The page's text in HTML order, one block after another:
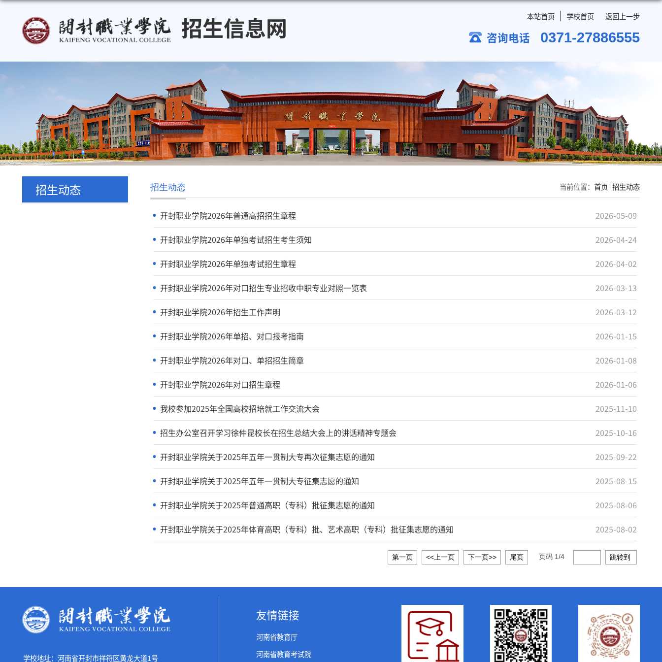
招生信息网 本站首页 学校首
咨询电话 0371-
招生动态
开封职业学院2026年普通高招招生章程
开封职业学院2026年单独考试招生考生须知
开封职业学院2026年单独考试招生章程
开封职业学院2026年对口招生专业招收中职专业对照一览表
开封职业学院2026年招生工作声明
开封职业学院2026年单招、对口报考指南
开封职业学院2026年对口、单招招生简章
开封职业学院2026年对口招生章程
我校参加2025年全国高校招培就工作交流大会
招生办公室召开学习徐仲昆校长在招生总结大会上的讲话精神专题会
开封职业学院关于2025年五年一贯制大专再次征集志愿的通知
开封职业学院关于2025年五年一贯制大专征集志愿的通知
开封职业学院关于2025年普通高职（专科）批征集志愿的通知
开封职业学院关于2025年体育高职（专科）批、艺术高职（专科）批征集志愿的通知
第一页 <<上一页 下一页>> 页码1/4